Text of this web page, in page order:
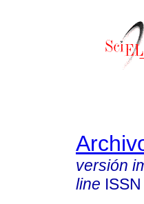
versión
line ISSN